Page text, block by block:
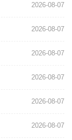
2026-08-07
2026-08-07
2026-08-07
2026-08-07
2026-08-07
2026-08-07